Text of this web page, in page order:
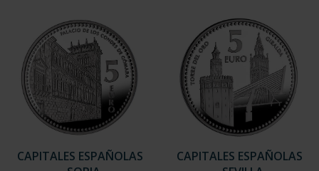
CAPITALES ESPAÑOLAS
CAPITALES ESPAÑOLAS